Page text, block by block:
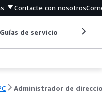
Contacte con nosotros
Guías de servicio